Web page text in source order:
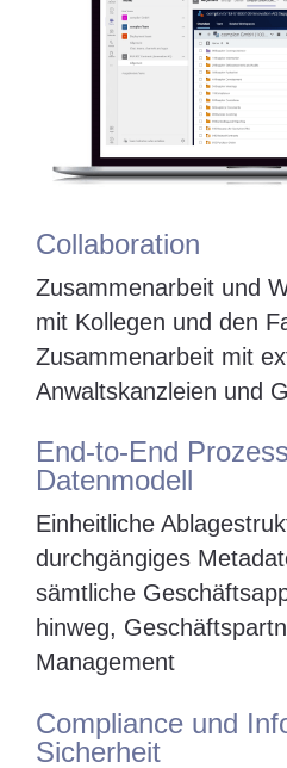
Collaboration
Zusammenarbeit und
mit Kollegen und den
Zusammenarbeit mit
Anwaltskanzleien und
End-to-End
Datenmodell
Einheitliche
durchgängiges
sämtliche
hinweg,
Management
Compliance und
Sicherheit